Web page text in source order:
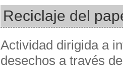
Reciclaje del
Actividad dirigida a
desechos a través